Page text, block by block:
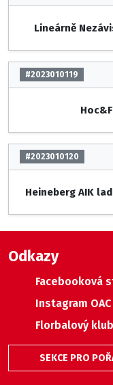
Lineárně
#2023010119
#2023010120
Heineberg AIK
Odkazy
Facebooková
Instagram OAC
Florbalový
SEKCE PRO